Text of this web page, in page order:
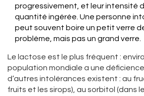
progressivement, et leur intensité
quantité ingérée. Une personne
peut souvent boire un petit verre
problème, mais pas un grand verre.
Le lactose est le plus fréquent :
population mondiale a une
d’autres intolérances existent : au
fruits et les sirops), au sorbitol (dans